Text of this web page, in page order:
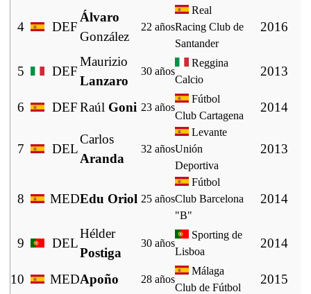
4 DEF
Álvaro
González
22 años
Real
Racing Club de
Santander
2016
5 DEF
Maurizio
Lanzaro
30 años
Reggina
Calcio
2013
6 DEFRaúl Goni 23 años
Fútbol
Club Cartagena
2014
7 DEL
Carlos
Aranda
32 años
Levante
Unión
Deportiva
2013
8 MEDEdu Oriol 25 años
Fútbol
Club Barcelona
"B"
2014
9 DEL
Hélder
Postiga
30 años
Sporting de
Lisboa
2014
10 MEDApoño 28 años
Málaga
Club de Fútbol
2015